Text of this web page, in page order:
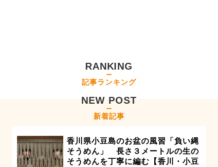
RANKING
記事ランキング
NEW POST
新着記事
香川県小豆島のお盆の風習「負い縄
そうめん」 長さ３メートルの生の
そうめんを丁寧に編む【香川・小豆